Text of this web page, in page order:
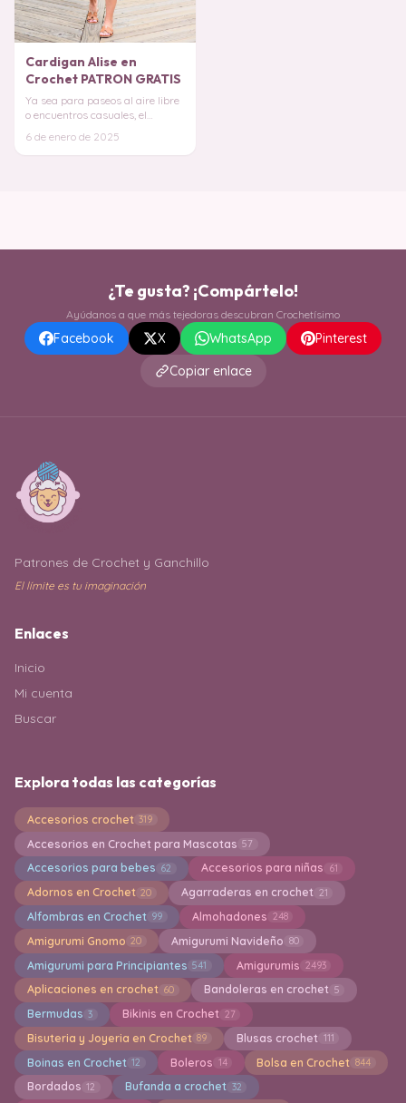
Cardigan Alise en
Crochet PATRON GRATIS
Ya sea para paseos al aire libre
o encuentros casuales, el
cualquier oca
6 de enero de 2025
¿Te gusta? ¡Compártelo!
Ayúdanos a que más tejedoras descubran Crochetísimo
Facebook X WhatsApp
Pinterest
Copiar enlace
Patrones de Crochet y Ganchillo
El límite es tu imaginación
Enlaces
Inicio
Mi cuenta
Buscar
Explora todas las categorías
Accesorios crochet 319
Accesorios en Crochet para Mascotas 57
Accesorios para bebes 62 Accesorios para niñas 61
Adornos en Crochet 20 Agarraderas en crochet 21
Alfombras en Crochet 99 Almohadones 248
Amigurumi Gnomo 20 Amigurumi Navideño 80
Amigurumi para Principiantes 541 Amigurumis 2493
Aplicaciones en crochet 60 Bandoleras en crochet 5
Bermudas 3 Bikinis en Crochet 27
Bisuteria y Joyeria en Crochet 89 Blusas crochet 111
Boinas en Crochet 12 Boleros 14 Bolsa en Crochet 844
Bordados 12 Bufanda a crochet 32